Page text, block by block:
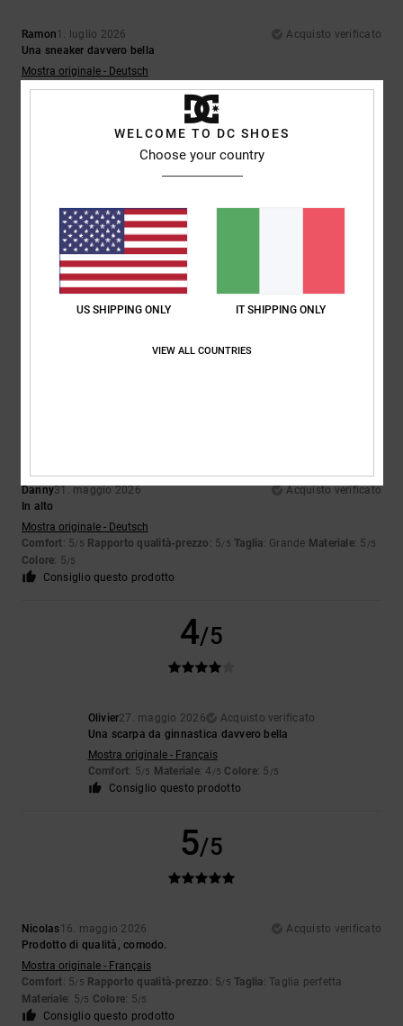
Ramon1. luglio 2026
Acquisto verificato
Una sneaker davvero bella
Mostra originale - Deutsch
Comfort: 5/5 Rapporto qualità-prezzo: 5/5 Taglia: Taglia perfetta
5/5
18. giugno 2026
Scarpa fantastica e comodissima per camminare
/5 Rapporto qualità-prezzo Taglia: Taglia perfetta
Consiglio questo prodotto
Danny31. maggio 2026
Acquisto verificato
In alto
Mostra originale - Deutsch
Comfort: 5/5 Rapporto qualità-prezzo : 5/5 Taglia: Grande Materiale: 5 /5
Colore: 5/5
Consiglio questo prodotto
4/5
Olivier27. maggio 2026
Acquisto verificato
Una scarpa da ginnastica davvero bella
Mostra originale - Français
Comfort: 5/5 Materiale: 4 /5 Colore: 5 /5
Consiglio questo prodotto
5/5
Nicolas16. maggio 2026
Acquisto verificato
Prodotto di qualità, comodo.
Mostra originale - Français
Comfort: 5/5 Rapporto qualità-prezzo : 5/5 Taglia: Taglia perfetta
Materiale: 5/5 Colore: 5/5
Consiglio questo prodotto
WELCOME TO DC SHOES
Choose your country
US SHIPPING ONLY IT SHIPPING ONLY
VIEW ALL COUNTRIES